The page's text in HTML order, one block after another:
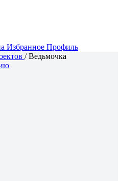
Избранное Профиль
/Ведьмочка